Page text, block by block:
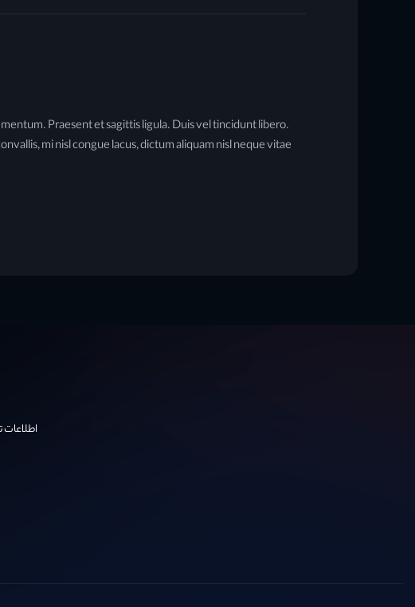
Praesent et sagittis ligula. Duis vel tincidunt libero.
mi nisl congue lacus, dictum aliquam nisl neque vitae